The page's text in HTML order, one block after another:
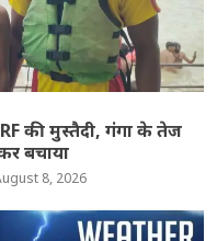
की मुस्तैदी, गंगा के तेज
बचाया
8, 2026